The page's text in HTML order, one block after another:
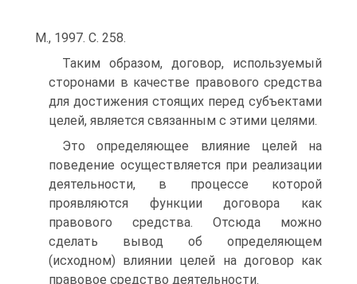
М., 1997. С. 258.
Таким образом, договор, используемый
сторонами в качестве правового средства
для достижения стоящих перед субъектами
целей, является связанным с этими целями.
Это определяющее влияние целей на
поведение осуществляется при реализации
деятельности, в процессе которой
проявляются функции договора как
правового средства. Отсюда можно
сделать вывод об определяющем
(исходном) влиянии целей на договор как
правовое средство деятельности.